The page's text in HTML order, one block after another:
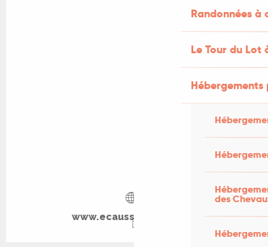
Randonnées
Le Tour du Lot
des
www.ecaussysteme.com